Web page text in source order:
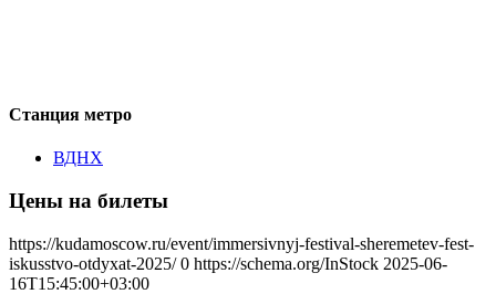
Станция метро
ВДНХ
Цены на билеты
https://kudamoscow.ru/event/immersivnyj-festival-sheremetev-fest-
iskusstvo-otdyxat-2025/ 0 https://schema.org/InStock 2025-06-
16T15:45:00+03:00